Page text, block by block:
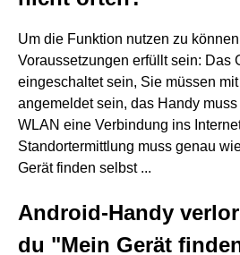
Um die Funktion nutzen zu
Voraussetzungen erfüllt sein: Das
eingeschaltet sein, Sie müssen
angemeldet sein, das Handy
WLAN eine Verbindung ins
Standortermittlung muss genau
Gerät finden selbst ...
Android-Handy
du "Mein Gerät